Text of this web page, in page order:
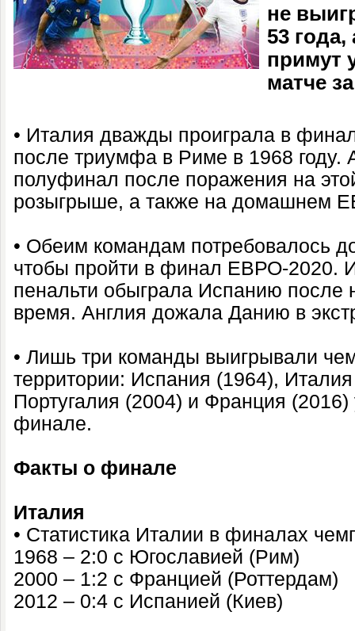
не
53
примут
матче
• Италия дважды проиграла в
после триумфа в Риме в 1968 году.
полуфинал после поражения на
розыгрыше, а также на домашнем
• Обеим командам потребовалось
чтобы пройти в финал ЕВРО-2020.
пенальти обыграла Испанию после
время. Англия дожала Данию в
• Лишь три команды выигрывали
территории: Испания (1964),
Португалия (2004) и Франция
финале.
Факты о финале
Италия
• Статистика Италии в финалах
1968 – 2:0 с Югославией (Рим)
2000 – 1:2 с Францией (Роттердам)
2012 – 0:4 с Испанией (Киев)